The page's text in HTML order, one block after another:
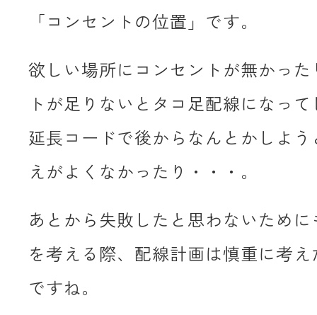
「コンセントの位置」です。
欲しい場所にコンセントが無かっ
トが足りないとタコ足配線になっ
延長コードで後からなんとかしよ
えがよくなかったり・・・。
あとから失敗したと思わないため
を考える際、配線計画は慎重に考
ですね。